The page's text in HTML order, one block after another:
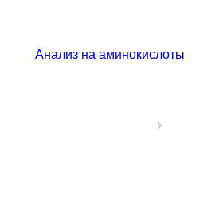
Анализ на аминокислоты